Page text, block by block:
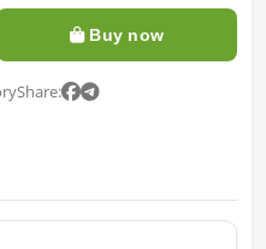
Buy now
Share: